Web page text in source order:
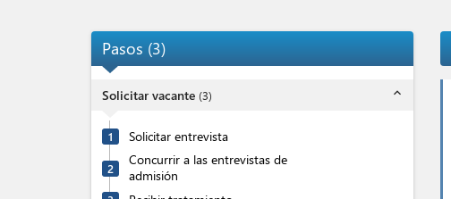
Pasos (3)
Solicitar vacante (3) expand_less
1 Solicitar entrevista
2
Concurrir a las entrevistas de
admisión